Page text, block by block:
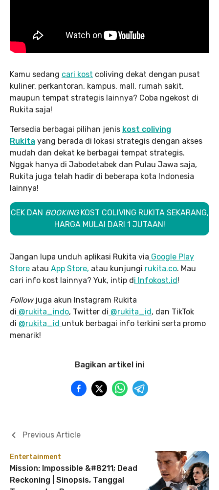
Kamu sedang cari kost coliving dekat dengan pusat
kuliner, perkantoran, kampus, mall, rumah sakit,
maupun tempat strategis lainnya? Coba ngekost di
Rukita saja!
Tersedia berbagai pilihan jenis kost coliving
Rukita yang berada di lokasi strategis dengan akses
mudah dan dekat ke berbagai tempat strategis.
Nggak hanya di Jabodetabek dan Pulau Jawa saja,
Rukita juga telah hadir di beberapa kota Indonesia
lainnya!
CEK DAN BOOKINGKOST COLIVING RUKITA SEKARANG,
HARGA MULAI DARI 1 JUTAAN!
Jangan lupa unduh aplikasi Rukita via Google Play
Store atau App Store, atau kunjungi rukita.co. Mau
cari info kost lainnya? Yuk, intip d i Infokost.id !
Follow juga akun Instagram Rukita
di @rukita_indo, Twitter di @rukita_id , dan TikTok
di @rukita_id untuk berbagai info terkini serta promo
menarik!
Bagikan artikel ini
Entertainment
Mission: Impossible &#8211; Dead
Reckoning | Sinopsis, Tanggal
Previous Article